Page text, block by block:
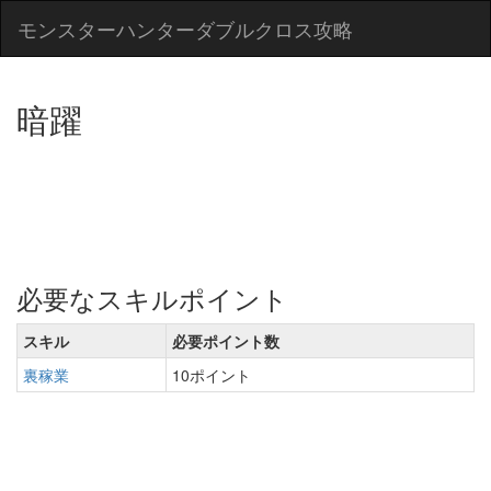
モンスターハンターダブルクロス攻略
暗躍
必要なスキルポイント
スキル
必要ポイント数
裏稼業
10ポイント